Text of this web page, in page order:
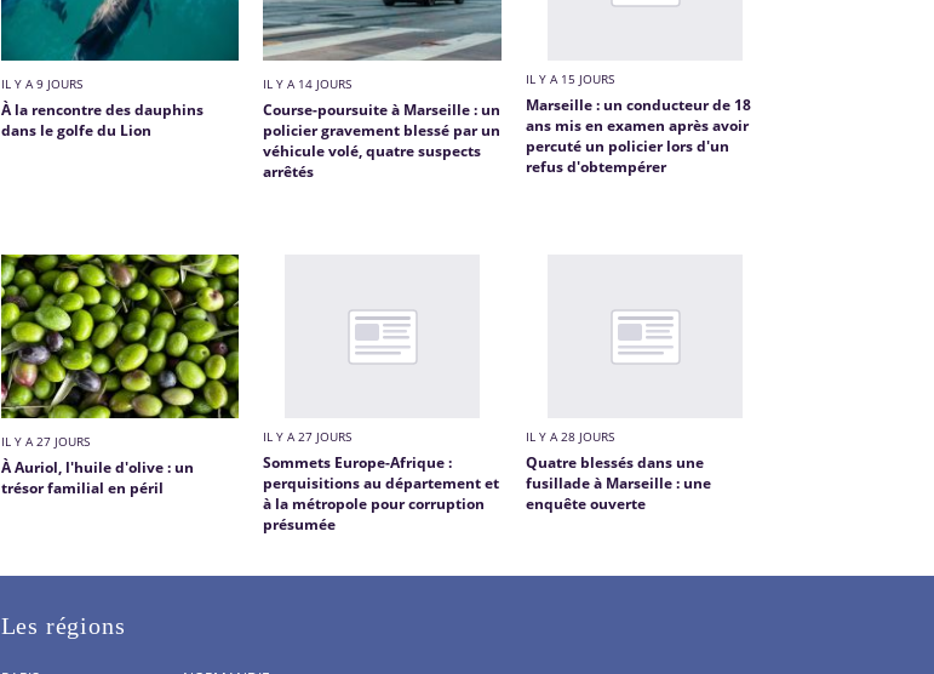
IL Y A 9 JOURS
À la rencontre des dauphins
dans le golfe du Lion
IL Y A 14 JOURS
Course-poursuite à Marseille : un
policier gravement blessé par un
véhicule volé, quatre suspects
arrêtés
IL Y A 15 JOURS
Marseille : un conducteur de 18
ans mis en examen après avoir
percuté un policier lors d'un
refus d'obtempérer
IL Y A 27 JOURS
À Auriol, l'huile d'olive : un
trésor familial en péril
IL Y A 27 JOURS
Sommets Europe-Afrique :
perquisitions au département et
à la métropole pour corruption
présumée
IL Y A 28 JOURS
Quatre blessés dans une
fusillade à Marseille : une
enquête ouverte
Les régions